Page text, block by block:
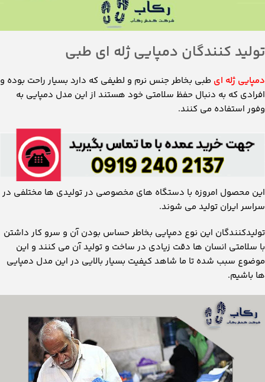
این محصول امروزه با دستگاه های مخصوصی در تولیدی ها مختلفی در
سراسر ایران تولید می شوند.
تولیدکنندگان این نوع دمپایی بخاطر حساس بودن آن و سرو کار داشتن
با سلامتی انسان ها دقت زیادی در ساخت و تولید آن می کنند و این
موضوع سبب شده تا ما شاهد کیفیت بسیار بالایی در این مدل دمپایی
ها باشیم.
خرید دمپایی ژله ای بچه گانه
کودکان همواره فعالیت بالا و جست و خیز های زیادی دارند به همین
دلیل باید دمپایی استفاده کنند که: